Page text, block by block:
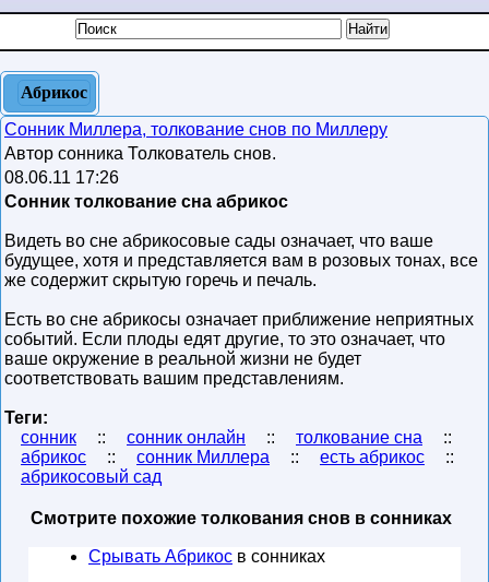
Абрикос
Сонник Миллера, толкование снов по Миллеру
Автор сонника Толкователь снов.
08.06.11 17:26
Сонник толкование сна абрикос
Видеть во сне абрикосовые сады означает, что ваше
будущее, хотя и представляется вам в розовых тонах, все
же содержит скрытую горечь и печаль.
Есть во сне абрикосы означает приближение неприятных
событий. Если плоды едят другие, то это означает, что
ваше окружение в реальной жизни не будет
соответствовать вашим представлениям.
Теги:
сонник
:: сонник онлайн :: толкование сна
::
абрикос
:: сонник Миллера :: есть абрикос
::
абрикосовый сад
Смотрите похожие толкования снов в сонниках
Срывать Абрикос в сонниках